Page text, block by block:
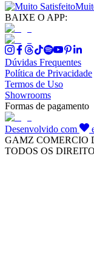
BAIXE O APP:
Dúvidas Frequentes
Política de Privacidade
Termos de Uso
Showrooms
Formas de pagamento
Desenvolvido com
GAMZ COMERCIO
TODOS OS